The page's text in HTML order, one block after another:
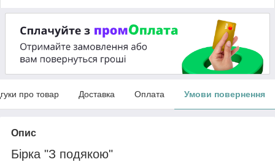
про товар Доставка Оплата Умови повернення
Опис
Бірка "З подякою"